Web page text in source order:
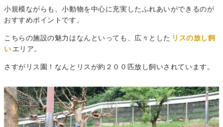
小規模ながらも、小動物を中心に充実したふれあいができるのが
おすすめポイントです。
こちらの施設の魅力はなんといっても、広々とした リスの放し飼
い エリア。
さすがリス園！なんとリスが約２００匹放し飼いされています。